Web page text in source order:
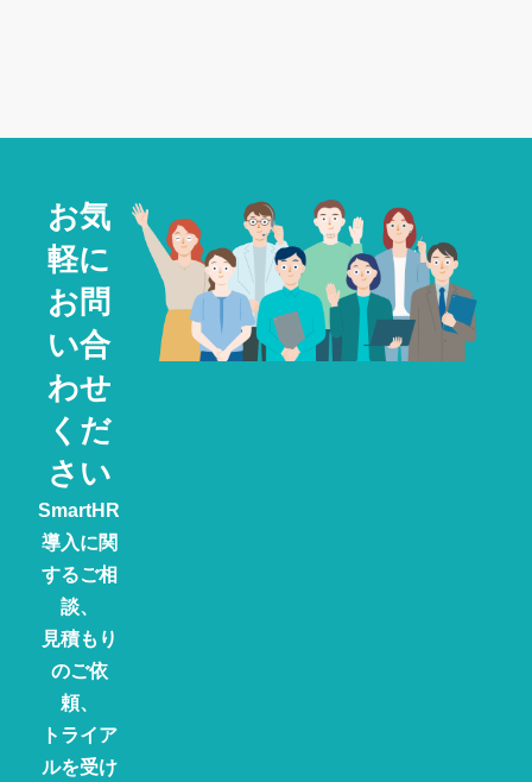
お気
軽に
お問
い合
わせ
くだ
さい
SmartHR
導入に関
するご相
談、
見積もり
のご依
頼、
トライア
ルを受け